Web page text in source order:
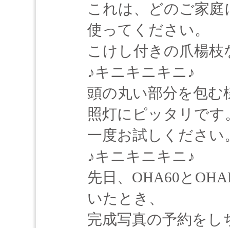
これは、どのご家
使ってください。
こけし付きの爪楊
♪キニキニキニ♪
頭の丸い部分を包む
照灯にピッタリです
一度お試しください
♪キニキニキニ♪
先日、OHA60と
いたとき、
完成写真の予約をし